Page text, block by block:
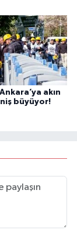
akın
büyüyor!